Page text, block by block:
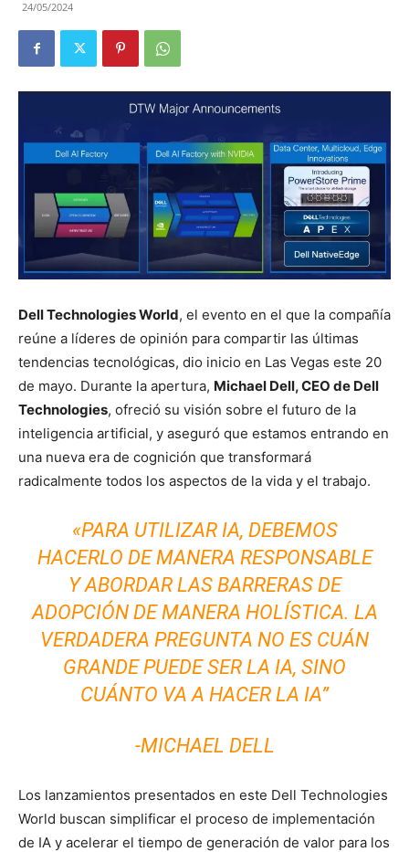
24/05/2024
Dell Technologies World, el evento en el que la compañía
reúne a líderes de opinión para compartir las últimas
tendencias tecnológicas, dio inicio en Las Vegas este 20
de mayo. Durante la apertura, Michael Dell, CEO de Dell
Technologies, ofreció su visión sobre el futuro de la
inteligencia artificial, y aseguró que estamos entrando en
una nueva era de cognición que transformará
radicalmente todos los aspectos de la vida y el trabajo.
«PARA UTILIZAR IA, DEBEMOS
HACERLO DE MANERA RESPONSABLE
Y ABORDAR LAS BARRERAS DE
ADOPCIÓN DE MANERA HOLÍSTICA. LA
VERDADERA PREGUNTA NO ES CUÁN
GRANDE PUEDE SER LA IA, SINO
CUÁNTO VA A HACER LA IA”
-MICHAEL DELL
Los lanzamientos presentados en este Dell Technologies
World buscan simplificar el proceso de implementación
de IA y acelerar el tiempo de generación de valor para los